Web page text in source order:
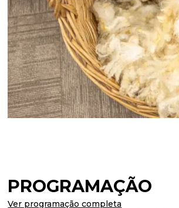
PROGRAMAÇÃO
Ver programação completa